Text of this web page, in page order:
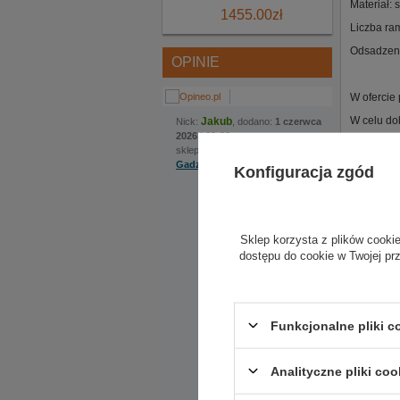
1455.00zł
OPINIE
Nick: Jakub , dodano: 1 czerwca
2026 | 22:22
sklep internetowy:
Gadzetyrajdowe.pl
Na szczególną uwagę
zaproponowała
rozwiązanie, które
nadmieniona
kasku jaki nas
Materiał:
Liczba
W ofercie
W celu
Opinie
Konfiguracja zgód
Sklep korzysta z plików
dostępu do cookie w Twojej
Funkcjonalne pliki
Analityczne pliki